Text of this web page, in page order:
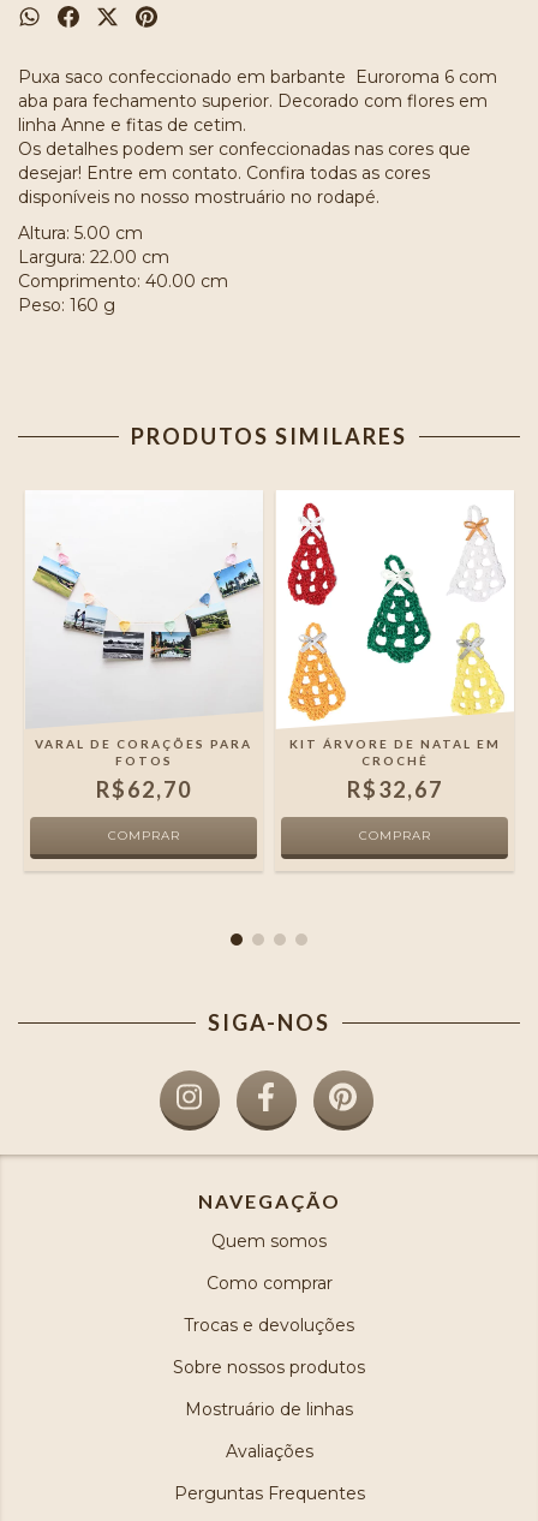
Puxa saco confeccionado em barbante Euroroma 6 com
aba para fechamento superior. Decorado com flores em
linha Anne e fitas de cetim.
Os detalhes podem ser confeccionadas nas cores que
desejar! Entre em contato. Confira todas as cores
disponíveis no nosso mostruário no rodapé.
Altura: 5.00 cm
Largura: 22.00 cm
Comprimento: 40.00 cm
Peso: 160 g
PRODUTOS SIMILARES
VARAL DE CORAÇÕES PARA
FOTOS
R$62,70
KIT ÁRVORE DE NATAL EM
CROCHÊ
R$32,67
SIGA-NOS
NAVEGAÇÃO
Quem somos
Como comprar
Trocas e devoluções
Sobre nossos produtos
Mostruário de linhas
Avaliações
Perguntas Frequentes